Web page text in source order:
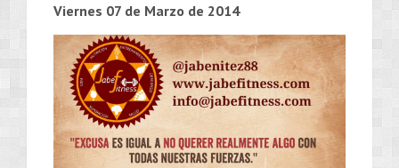
Viernes 07 de Marzo de 2014